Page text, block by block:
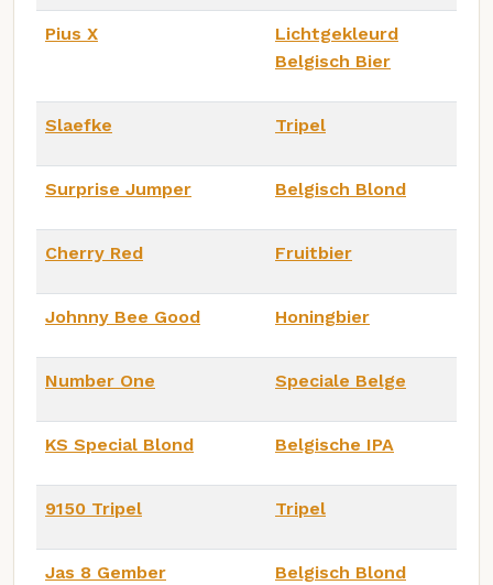
Pius X
Lichtgekleurd
Belgisch Bier
Slaefke Tripel
Surprise Jumper Belgisch Blond
Cherry Red Fruitbier
Johnny Bee Good Honingbier
Number One Speciale Belge
KS Special Blond Belgische IPA
9150 Tripel Tripel
Jas 8 Gember Belgisch Blond